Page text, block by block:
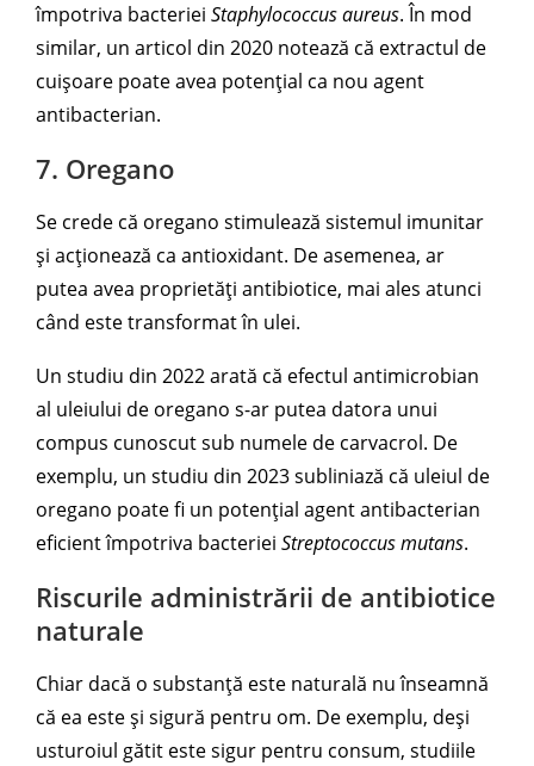
împotriva bacteriei Staphylococcus aureus. În mod
similar, un articol din 2020 notează că extractul de
cuișoare poate avea potențial ca nou agent
antibacterian.
7. Oregano
Se crede că oregano stimulează sistemul imunitar
și acționează ca antioxidant. De asemenea, ar
putea avea proprietăți antibiotice, mai ales atunci
când este transformat în ulei.
Un studiu din 2022 arată că efectul antimicrobian
al uleiului de oregano s-ar putea datora unui
compus cunoscut sub numele de carvacrol. De
exemplu, un studiu din 2023 subliniază că uleiul de
oregano poate fi un potențial agent antibacterian
eficient împotriva bacteriei Streptococcus mutans.
Riscurile administrării de antibiotice
naturale
Chiar dacă o substanță este naturală nu înseamnă
că ea este și sigură pentru om. De exemplu, deși
usturoiul gătit este sigur pentru consum, studiile